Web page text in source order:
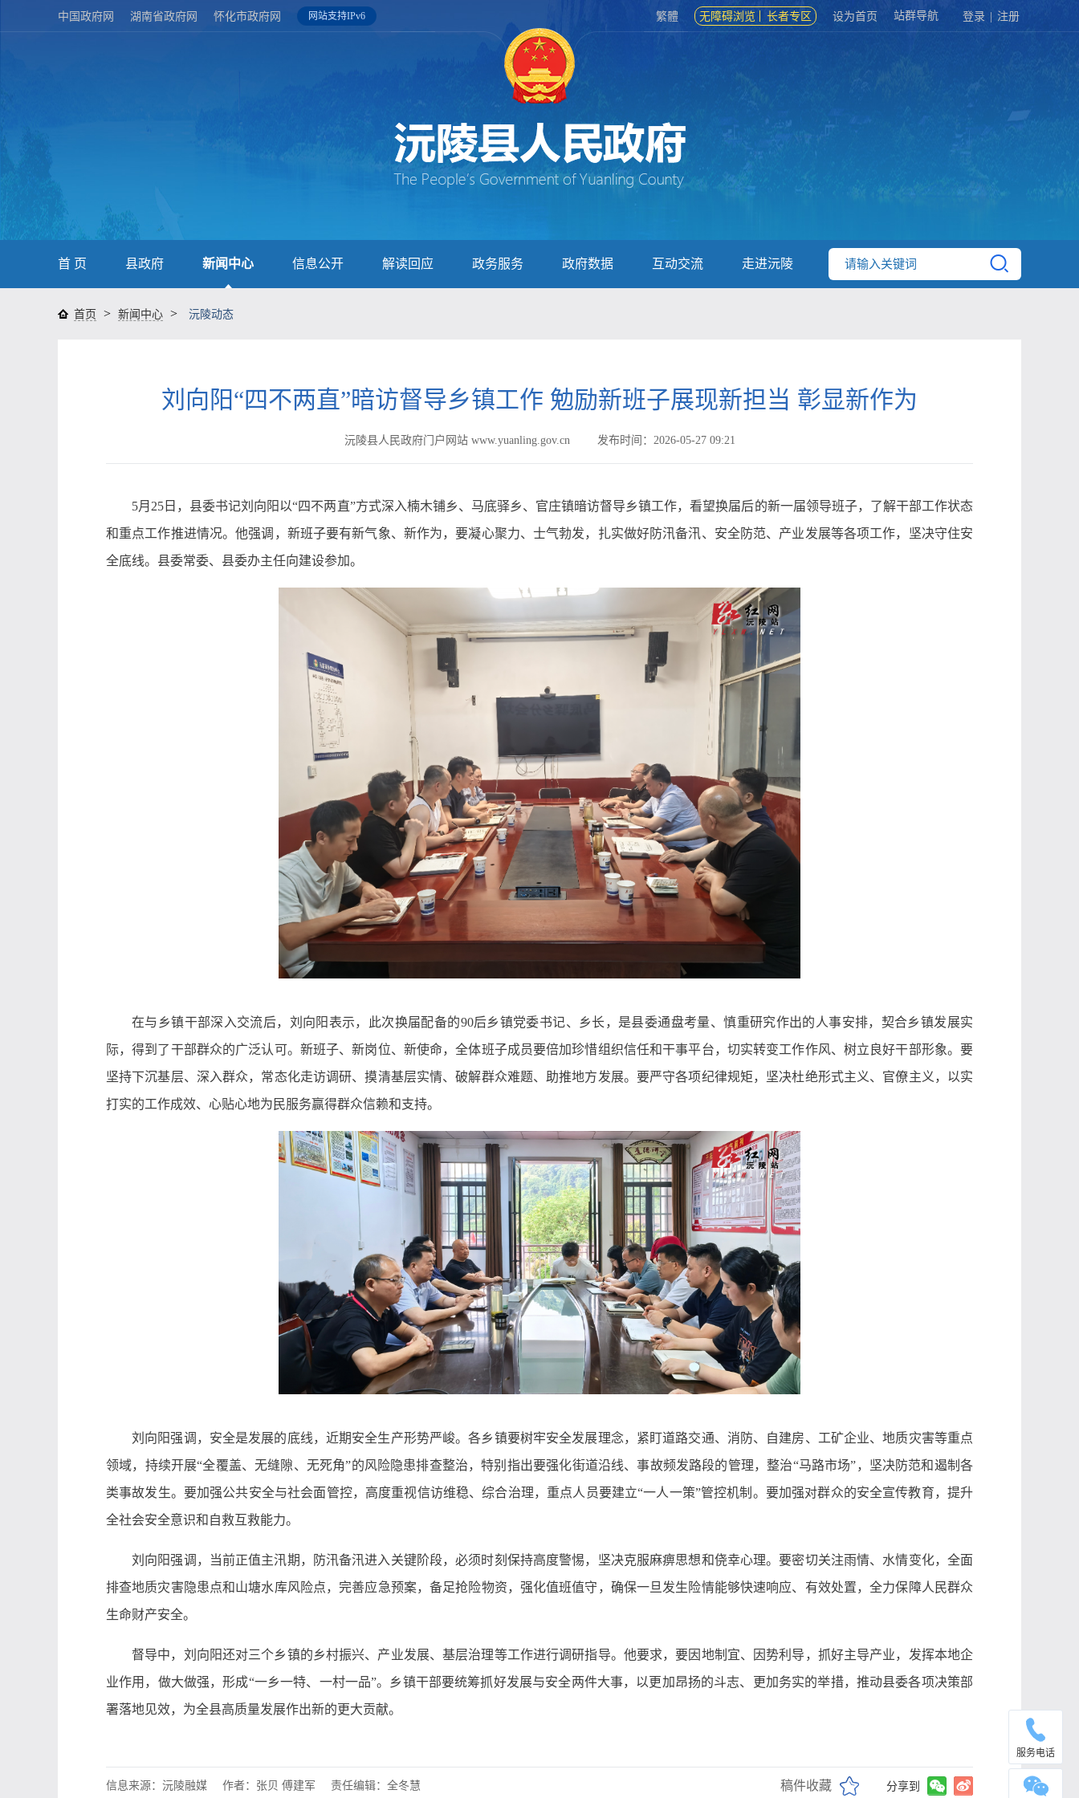
中国政府网 湖南省政府网 怀化市政府网 网站支持IPv6 繁體 无障碍浏览 长者专区 设为首页 站群导航 登录 注册
首 页 县政府 新闻中心 信息公开 解读回应 政务服务 政府数据 互动交流 走进沅陵
首页 > 新闻中心 > 沅陵动态
刘向阳“四不两直”暗访督导乡镇工作 勉励新班子展现新担当 彰显新作为
沅陵县人民政府门户网站 www.yuanling.gov.cn 发布时间：2026-05-27 09:21
5月25日，县委书记刘向阳以“四不两直”方式深入楠木铺乡、马底驿乡、官庄镇暗访督导乡镇工作，看望换届后的新一届领导班子，了解干部工作状态
和重点工作推进情况。他强调，新班子要有新气象、新作为，要凝心聚力、士气勃发，扎实做好防汛备汛、安全防范、产业发展等各项工作，坚决守住安
全底线。县委常委、县委办主任向建设参加。
在与乡镇干部深入交流后，刘向阳表示，此次换届配备的90后乡镇党委书记、乡长，是县委通盘考量、慎重研究作出的人事安排，契合乡镇发展实
际，得到了干部群众的广泛认可。新班子、新岗位、新使命，全体班子成员要倍加珍惜组织信任和干事平台，切实转变工作作风、树立良好干部形象。要
坚持下沉基层、深入群众，常态化走访调研、摸清基层实情、破解群众难题、助推地方发展。要严守各项纪律规矩，坚决杜绝形式主义、官僚主义，以实
打实的工作成效、心贴心地为民服务赢得群众信赖和支持。
刘向阳强调，安全是发展的底线，近期安全生产形势严峻。各乡镇要树牢安全发展理念，紧盯道路交通、消防、自建房、工矿企业、地质灾害等重点
领域，持续开展“全覆盖、无缝隙、无死角”的风险隐患排查整治，特别指出要强化街道沿线、事故频发路段的管理，整治“马路市场”，坚决防范和遏制各
类事故发生。要加强公共安全与社会面管控，高度重视信访维稳、综合治理，重点人员要建立“一人一策”管控机制。要加强对群众的安全宣传教育，提升
全社会安全意识和自救互救能力。
刘向阳强调，当前正值主汛期，防汛备汛进入关键阶段，必须时刻保持高度警惕，坚决克服麻痹思想和侥幸心理。要密切关注雨情、水情变化，全面
排查地质灾害隐患点和山塘水库风险点，完善应急预案，备足抢险物资，强化值班值守，确保一旦发生险情能够快速响应、有效处置，全力保障人民群众
生命财产安全。
督导中，刘向阳还对三个乡镇的乡村振兴、产业发展、基层治理等工作进行调研指导。他要求，要因地制宜、因势利导，抓好主导产业，发挥本地企
业作用，做大做强，形成“一乡一特、一村一品”。乡镇干部要统筹抓好发展与安全两件大事，以更加昂扬的斗志、更加务实的举措，推动县委各项决策部
署落地见效，为全县高质量发展作出新的更大贡献。
信息来源：沅陵融媒 作者：张贝 傅建军 责任编辑：全冬慧 稿件收藏 分享到
服务电话